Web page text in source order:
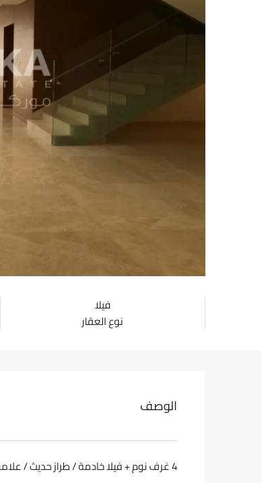
فيلا
نوع العقار
الوصف
4 غرف نوم + فيلا خادمة / طراز حديث / علامة تجارية جديدة / شاغرة